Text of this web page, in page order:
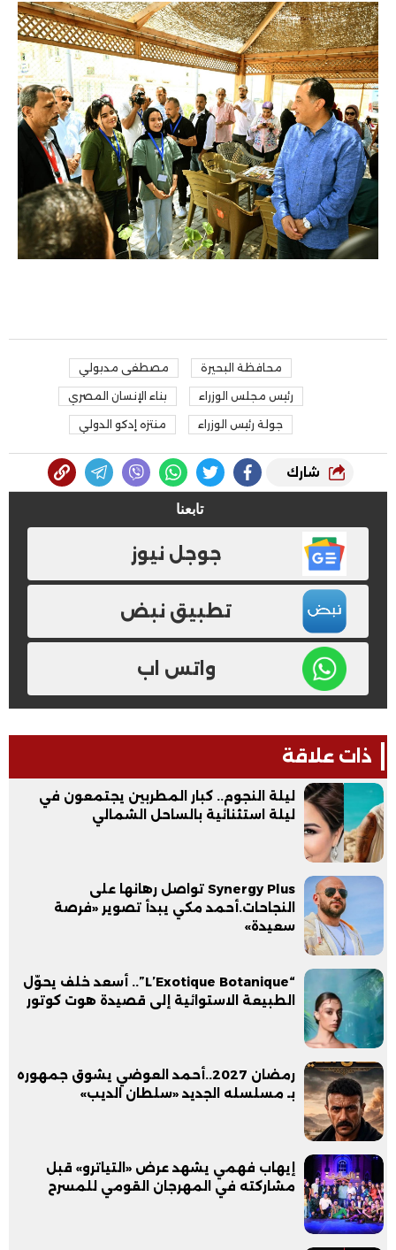
محافظة البحيرة مصطفى مدبولي
رئيس مجلس الوزراء بناء الإنسان المصري
جولة رئيس الوزراء منتزه إدكو الدولي
شارك
تابعنا
جوجل نيوز
تطبيق نبض
واتس اب
ذات علاقة
ليلة النجوم.. كبار المطربين يجتمعون في
ليلة استثنائية بالساحل الشمالي
Synergy Plus تواصل رهانها على
النجاحات.أحمد مكي يبدأ تصوير «فرصة
سعيدة»
“L’Exotique Botanique”.. أسعد خلف يحوّل
الطبيعة الاستوائية إلى قصيدة هوت كوتور
رمضان 2027..أحمد العوضي يشوق جمهوره
بـ مسلسله الجديد «سلطان الديب»
إيهاب فهمي يشهد عرض «التياترو» قبل
مشاركته في المهرجان القومي للمسرح